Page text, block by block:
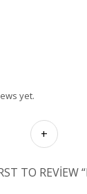
yet.
TO REVIEW